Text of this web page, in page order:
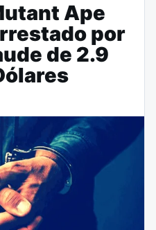
Ape
por
de 2.9